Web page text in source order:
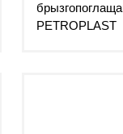
PETROPLAST